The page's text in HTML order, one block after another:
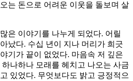
는 돈으로 어려운 이웃을 돌보며 살
은 이야기를 나누게 되었다. 어릴
났다. 수십 년이 지나 머리가 희긋
기가 끝이 없었다. 마음속 저 깊은
나하나 모래를 헤치고 나오는 사금
있었다. 무엇보다도 밝고 긍정적으